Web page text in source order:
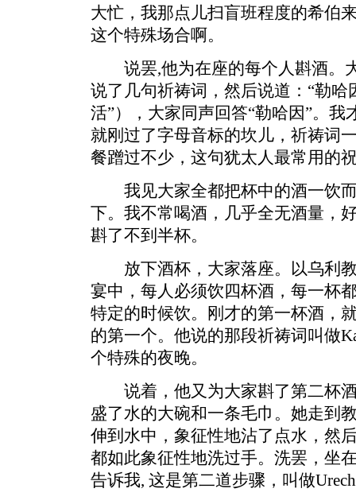
大忙，我那点儿扫盲班程度的希伯
这个特殊场合啊。
说罢,他为在座的每个人斟酒。
说了几句祈祷词，然后说道：“勒哈
活”），大家同声回答“勒哈因”。
就刚过了字母音标的坎儿，祈祷词
餐蹭过不少，这句犹太人最常用的
我见大家全都把杯中的酒一饮而
下。我不常喝酒，几乎全无酒量，
斟了不到半杯。
放下酒杯，大家落座。以乌利教
宴中，每人必须饮四杯酒，每一杯
特定的时候饮。刚才的第一杯酒，
的第一个。他说的那段祈祷词叫做
个特殊的夜晚。
说着，他又为大家斟了第二杯酒
盛了水的大碗和一条毛巾。她走到
伸到水中，象征性地沾了点水，然
都如此象征性地洗过手。洗罢，坐
告诉我, 这是第二道步骤，叫做